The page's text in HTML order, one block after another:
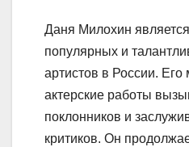
Даня Милохин
популярных и
артистов в России.
актерские работы
поклонников и
критиков. Он